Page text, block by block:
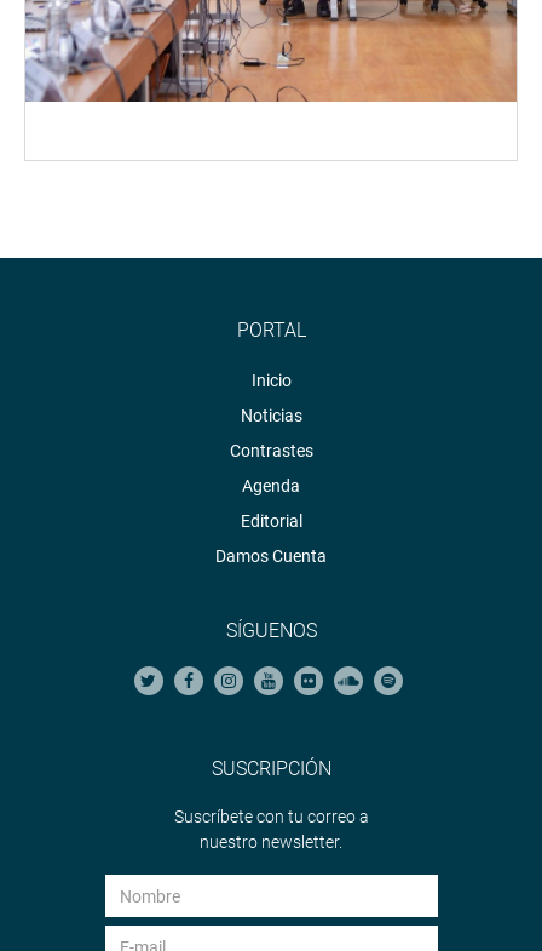
PORTAL
Inicio
Noticias
Contrastes
Agenda
Editorial
Damos Cuenta
SÍGUENOS
SUSCRIPCIÓN
Suscríbete con tu correo a
nuestro newsletter.